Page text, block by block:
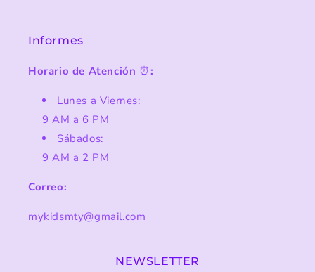
Informes
Horario de Atención ⏰:
Lunes a Viernes:
9 AM a 6 PM
Sábados:
9 AM a 2 PM
Correo:
mykidsmty@gmail.com
NEWSLETTER